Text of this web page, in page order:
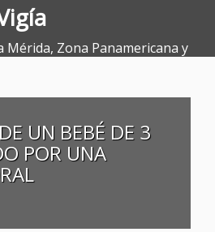
Mérida, Zona Panamericana y
UN BEBÉ DE 3
POR UNA